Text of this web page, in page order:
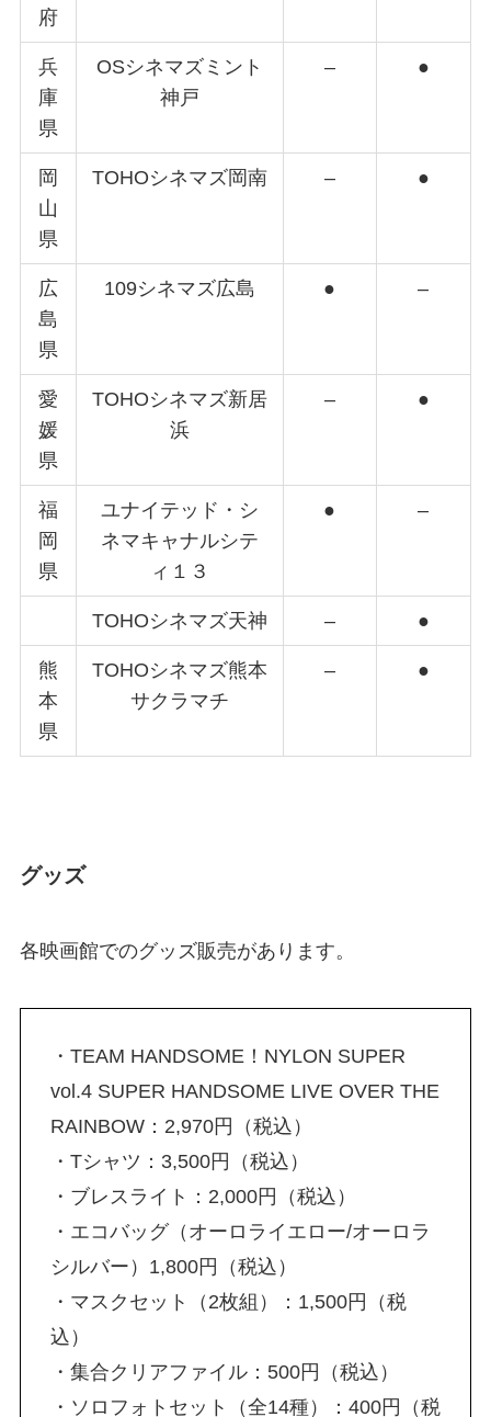
府
兵
庫
県
OSシネマズミント
神戸
– ●
岡
山
県
TOHOシネマズ岡南 – ●
広
島
県
109シネマズ広島 ● –
愛
媛
県
TOHOシネマズ新居
浜
– ●
福
岡
県
ユナイテッド・シ
ネマキャナルシテ
ィ１３
● –
TOHOシネマズ天神 – ●
熊
本
県
TOHOシネマズ熊本
サクラマチ
– ●
グッズ
各映画館でのグッズ販売があります。
・TEAM HANDSOME！NYLON SUPER
vol.4 SUPER HANDSOME LIVE OVER THE
RAINBOW：2,970円（税込）
・Tシャツ：3,500円（税込）
・ブレスライト：2,000円（税込）
・エコバッグ（オーロライエロー/オーロラ
シルバー）1,800円（税込）
・マスクセット（2枚組）：1,500円（税
込）
・集合クリアファイル：500円（税込）
・ソロフォトセット（全14種）：400円（税